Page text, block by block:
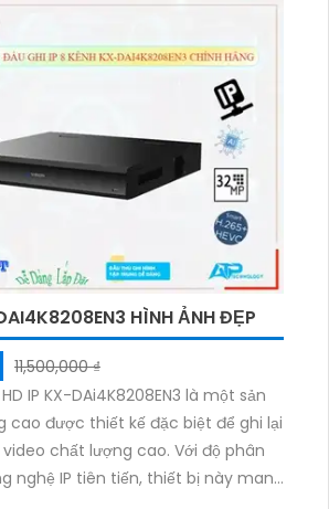
HÌNH ẢNH ĐẸP
11,500,000 ₫
IP KX-DAi4K8208EN3 là một sản
cao được thiết kế đặc biệt để ghi lại
chất lượng cao. Với độ phân
nghệ IP tiên tiến, thiết bị này mang